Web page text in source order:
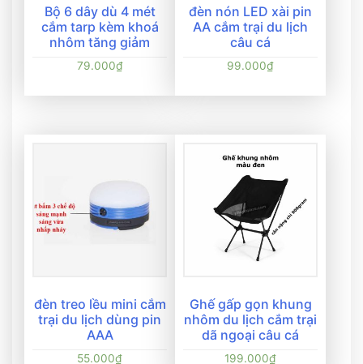
Bộ 6 dây dù 4 mét
cắm tarp kèm khoá
nhôm tăng giảm
79.000₫
đèn nón LED xài pin
AA cắm trại du lịch
câu cá
99.000₫
đèn treo lều mini cắm
trại du lịch dùng pin
AAA
55.000₫
Ghế gấp gọn khung
nhôm du lịch cắm trại
dã ngoại câu cá
199.000₫